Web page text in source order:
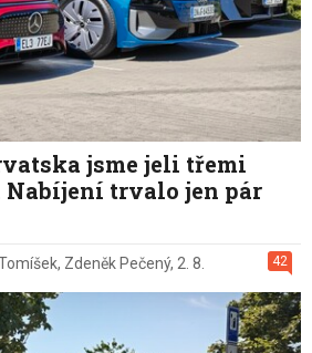
jsme jeli třemi
trvalo jen pár
42
, Zdeněk Pečený, 2. 8.